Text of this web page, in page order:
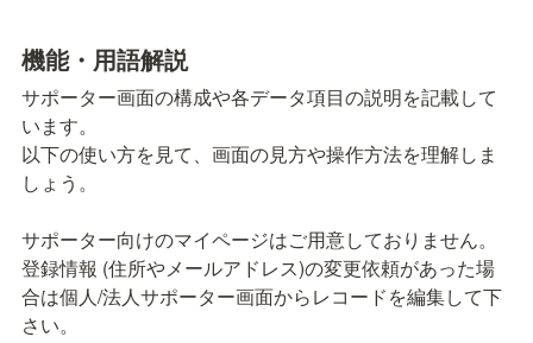
機能・用語解説
サポーター画面の構成や各データ項目の説明を記載して
います。
以下の使い方を見て、画面の見方や操作方法を理解しま
しょう。
サポーター向けのマイページはご用意しておりません。
登録情報 (住所やメールアドレス)の変更依頼があった場
合は個人/法人サポーター画面からレコードを編集して下
さい。